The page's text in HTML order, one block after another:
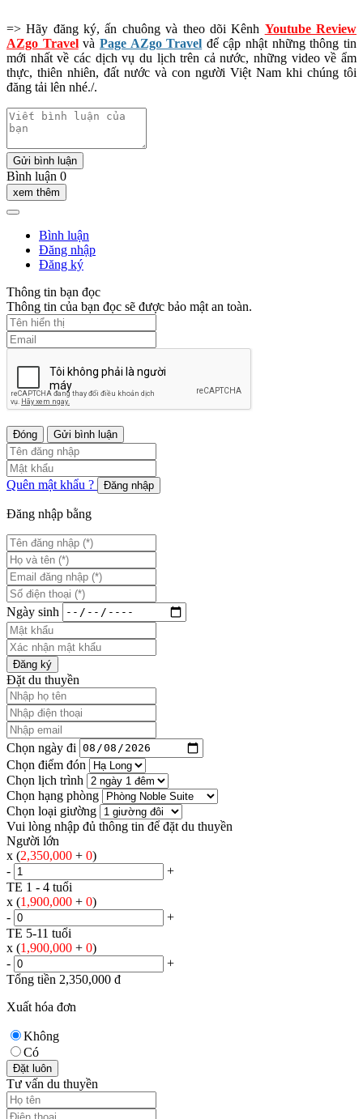
=> Hãy đăng ký, ấn chuông và theo dõi Kênh Youtube Review
AZgo Travelvà Page AZgo Travel để cập nhật những thông tin
mới nhất về các dịch vụ du lịch trên cả nước, những video về ẩm
thực, thiên nhiên, đất nước và con người Việt Nam khi chúng tôi
đăng tải lên nhé./.
Gửi bình luận
Bình luận 0
xem thêm
Bình luận
Đăng nhập
Đăng ký
Thông tin bạn đọc
Thông tin của bạn đọc sẽ được bảo mật an toàn.
Đóng Gửi bình luận
Quên mật khẩu ? Đăng nhập
Đăng nhập bằng
Ngày sinh
Đăng ký
Đặt du thuyền
Chọn ngày đi
Chọn điểm đón
Chọn lịch trình
Chọn hạng phòng
Chọn loại giường
Vui lòng nhập đủ thông tin để đặt du thuyền
Người lớn
x (2,350,000 + 0)
-
+
TE 1 - 4 tuổi
x (1,900,000 + 0)
-
+
TE 5-11 tuổi
x (1,900,000 + 0)
-
+
Tổng tiền 2,350,000 đ
Xuất hóa đơn
Không
Có
Đặt luôn
Tư vấn du thuyền